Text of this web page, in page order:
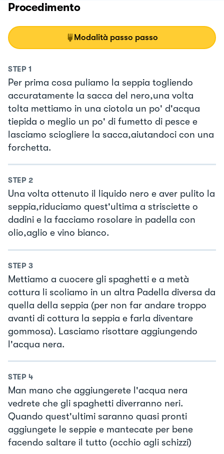
Procedimento
Modalità passo passo
STEP 1
Per prima cosa puliamo la seppia togliendo
accuratamente la sacca del nero,una volta
tolta mettiamo in una ciotola un po' d'acqua
tiepida o meglio un po' di fumetto di pesce e
lasciamo sciogliere la sacca,aiutandoci con una
forchetta.
STEP 2
Una volta ottenuto il liquido nero e aver pulito la
seppia,riduciamo quest'ultima a strisciette o
dadini e la facciamo rosolare in padella con
olio,aglio e vino bianco.
STEP 3
Mettiamo a cuocere gli spaghetti e a metà
cottura li scoliamo in un altra Padella diversa da
quella della seppia (per non far andare troppo
avanti di cottura la seppia e farla diventare
gommosa). Lasciamo risottare aggiungendo
l'acqua nera.
STEP 4
Man mano che aggiungerete l'acqua nera
vedrete che gli spaghetti diverranno neri.
Quando quest'ultimi saranno quasi pronti
aggiungete le seppie e mantecate per bene
facendo saltare il tutto (occhio agli schizzi)